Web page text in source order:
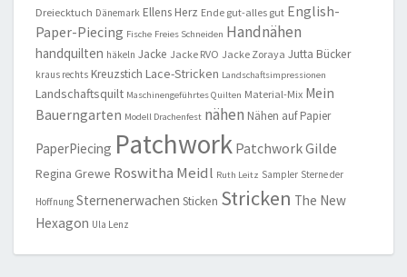
Dreiecktuch Dänemark Ellens Herz Ende gut-alles gut English-
Paper-Piecing Fische Freies Schneiden Handnähen
handquilten häkeln Jacke Jacke RVO Jacke Zoraya Jutta Bücker
kraus rechts Kreuzstich Lace-Stricken Landschaftsimpressionen
Landschaftsquilt Maschinengeführtes Quilten Material-Mix Mein
Bauerngarten Modell Drachenfest nähen Nähen auf Papier
PaperPiecing Patchwork Patchwork Gilde
Regina Grewe Roswitha Meidl Ruth Leitz Sampler Sterne der
Hoffnung Sternenerwachen Sticken Stricken The New
Hexagon Ula Lenz